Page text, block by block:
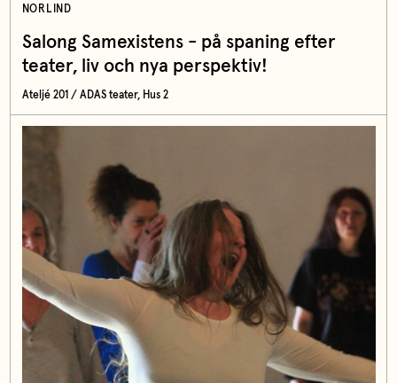
NORLIND
Salong Samexistens - på spaning efter
teater, liv och nya perspektiv!
Ateljé 201 / ADAS teater, Hus 2